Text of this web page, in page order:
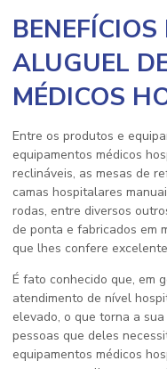
ALUGUEL
MÉDICOS
Entre os produtos e
equipamentos médicos
reclináveis, as mesas de
camas hospitalares
rodas, entre diversos
de ponta e fabricados em
que lhes confere
É fato conhecido que, em
atendimento de nível
elevado, o que torna a
pessoas que deles
equipamentos médicos